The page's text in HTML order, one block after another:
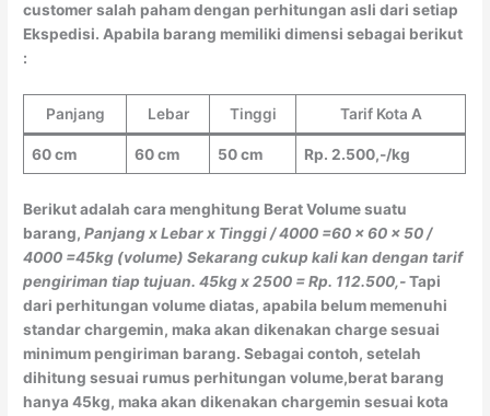
customer salah paham dengan perhitungan asli dari setiap
Ekspedisi. Apabila barang memiliki dimensi sebagai berikut
:
Panjang Lebar Tinggi Tarif Kota A
60 cm 60 cm 50 cm Rp. 2.500,-/kg
Berikut adalah cara menghitung Berat Volume suatu
barang,Panjang x Lebar x Tinggi / 4000 =60 x 60 x 50 /
4000 =45kg (volume) Sekarang cukup kali kan dengan tarif
pengiriman tiap tujuan. 45kg x 2500 = Rp. 112.500,-Tapi
dari perhitungan volume diatas, apabila belum memenuhi
standar chargemin, maka akan dikenakan charge sesuai
minimum pengiriman barang. Sebagai contoh, setelah
dihitung sesuai rumus perhitungan volume,berat barang
hanya 45kg, maka akan dikenakan chargemin sesuai kota